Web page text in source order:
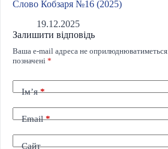
Слово Кобзаря №16 (2025)
19.12.2025
Залишити відповідь
Ваша e-mail адреса не оприлюднюватиметься.
позначені *
Ім’я*
Email*
Сайт